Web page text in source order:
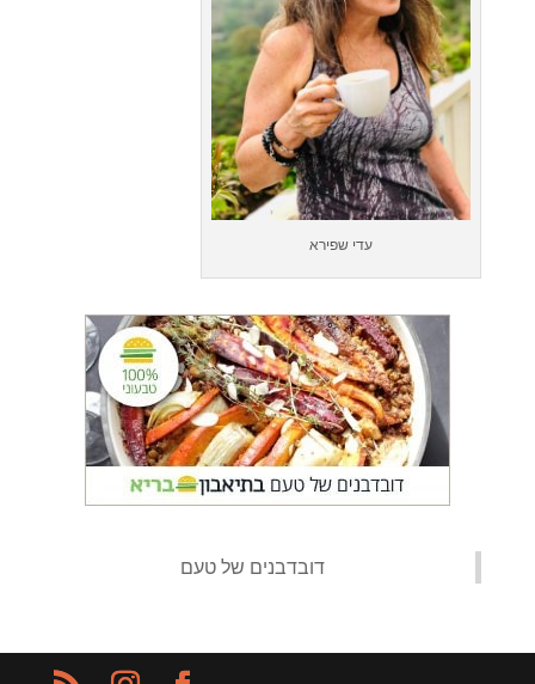
עדי שפירא
‏דובדבנים של טעם‏